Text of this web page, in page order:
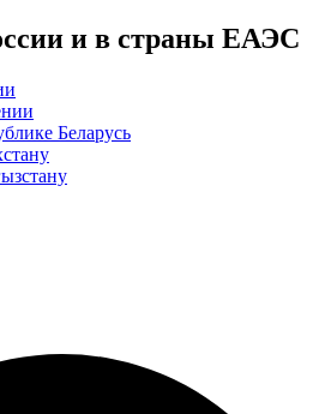
и в страны ЕАЭС
Беларусь